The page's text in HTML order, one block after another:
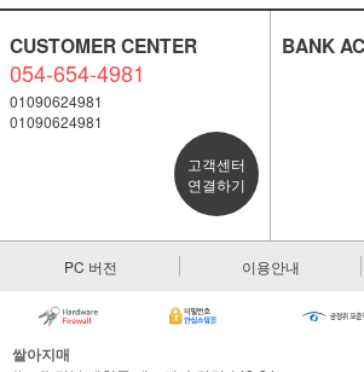
CUSTOMER CENTER
054-654-4981
01090624981
01090624981
고객센터
연결하기
BANK
PC 버전 이용안내
쌀아지매